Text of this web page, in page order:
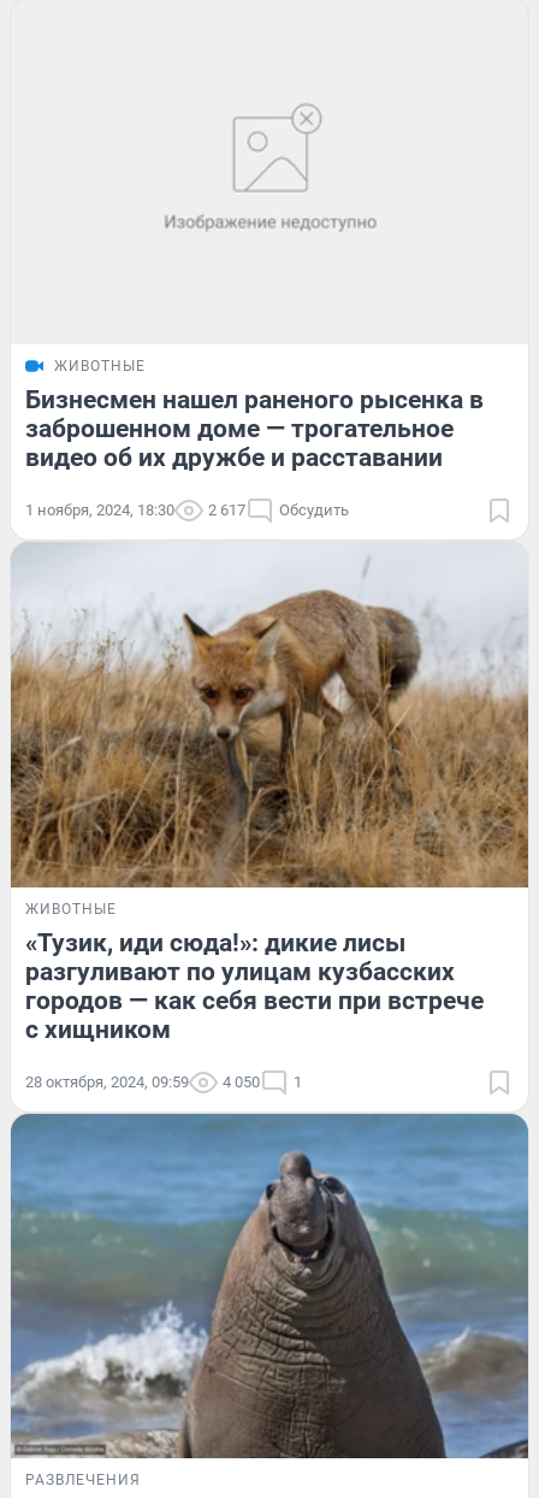
ЖИВОТНЫЕ
Бизнесмен нашел раненого рысенка в
заброшенном доме — трогательное
видео об их дружбе и расставании
1 ноября, 2024, 18:30 2 617 Обсудить
ЖИВОТНЫЕ
«Тузик, иди сюда!»: дикие лисы
разгуливают по улицам кузбасских
городов — как себя вести при встрече
с хищником
28 октября, 2024, 09:59 4 050 1
РАЗВЛЕЧЕНИЯ